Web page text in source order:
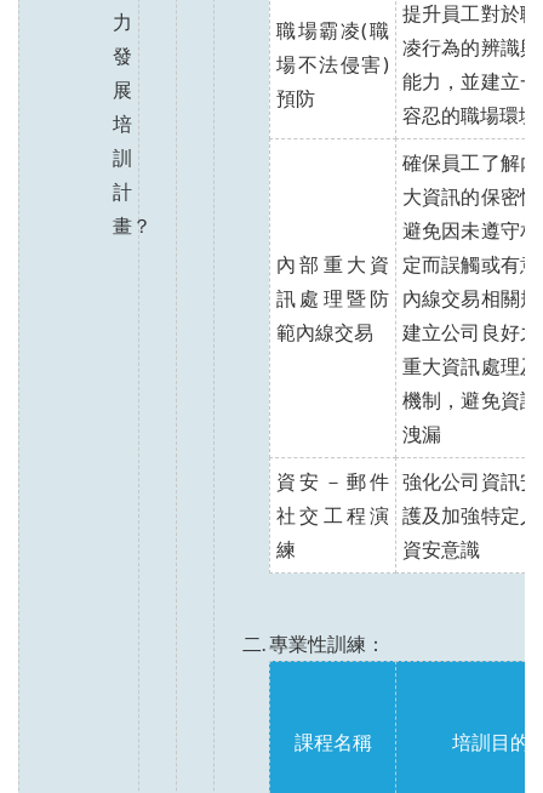
力
發
展
培
訓
計
畫？
職場霸凌(職
場不法侵害)
預防
提升員工對於
凌行為的辨識
能力，並建立
容忍的職場環境
內部重大資
訊處理暨防
範內線交易
確保員工了解
大資訊的保密
避免因未遵守
定而誤觸或有
內線交易相關
建立公司良好
重大資訊處理
機制，避免資
洩漏
資安－郵件
社交工程演
練
強化公司資訊
護及加強特定
資安意識
專業性訓練：
課程名稱 培訓目的